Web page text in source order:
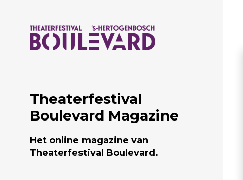
Theaterfestival
Boulevard Magazine
Het online magazine van
Theaterfestival Boulevard.